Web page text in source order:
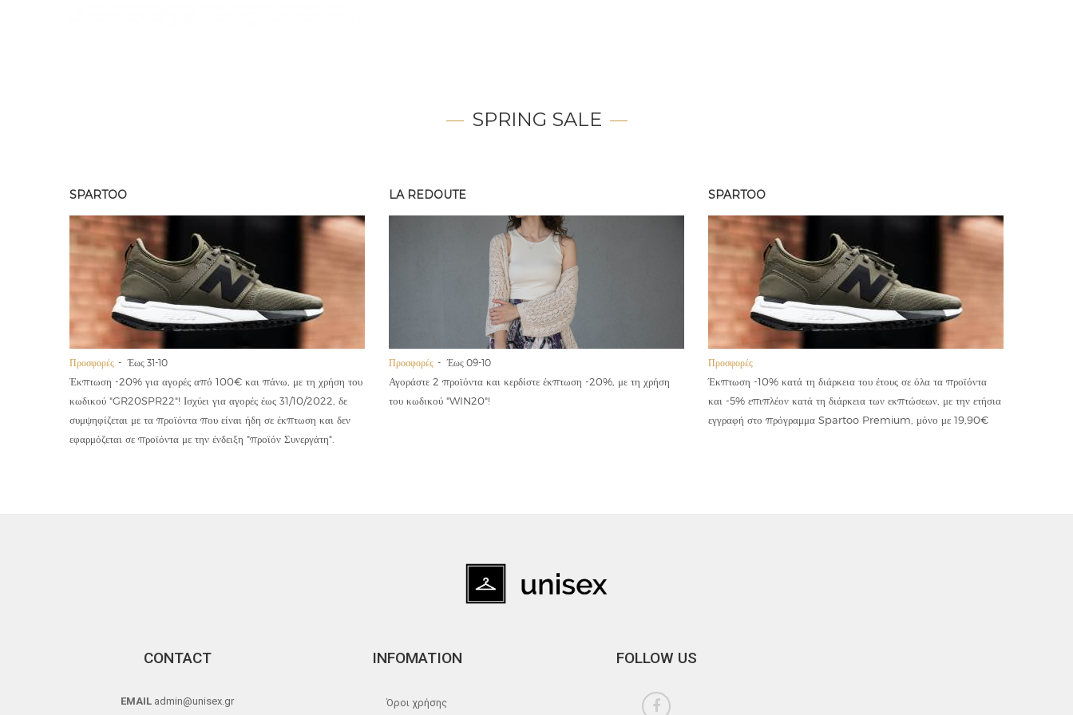
SPRING SALE
SPARTOO
Προσφορές Έως 31-10
Έκπτωση -20% για αγορές από 100€ και πάνω, με τη χρήση του
κωδικού "GR20SPR22"! Ισχύει για αγορές έως 31/10/2022, δε
συμψηφίζεται με τα προϊόντα που είναι ήδη σε έκπτωση και δεν
εφαρμόζεται σε προϊόντα με την ένδειξη "προϊόν Συνεργάτη".
LA REDOUTE
Προσφορές Έως 09-10
Αγοράστε 2 προϊόντα και κερδίστε έκπτωση -20%, με τη χρήση
του κωδικού "WIN20"!
SPARTOO
Προσφορές
Έκπτωση -10% κατά τη διάρκεια του έτους σε όλα τα προϊόντα
και -5% επιπλέον κατά τη διάρκεια των εκπτώσεων, με την ετήσια
εγγραφή στο πρόγραμμα Spartoo Premium, μόνο με 19,90€
CONTACT
EMAIL admin@unisex.gr
INFOMATION
Όροι χρήσης
FOLLOW US